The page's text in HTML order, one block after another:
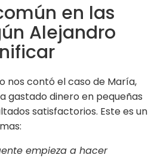
en las
Alejandro
nos contó el caso de María,
gastado dinero en pequeñas
satisfactorios. Este es un
empieza a hacer